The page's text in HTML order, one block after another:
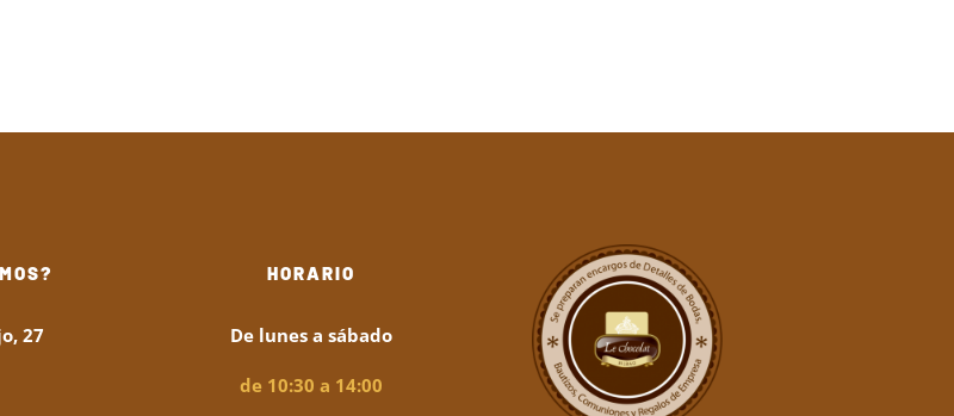
27
HORARIO
De lunes a sábado
de 10:30 a 14:00